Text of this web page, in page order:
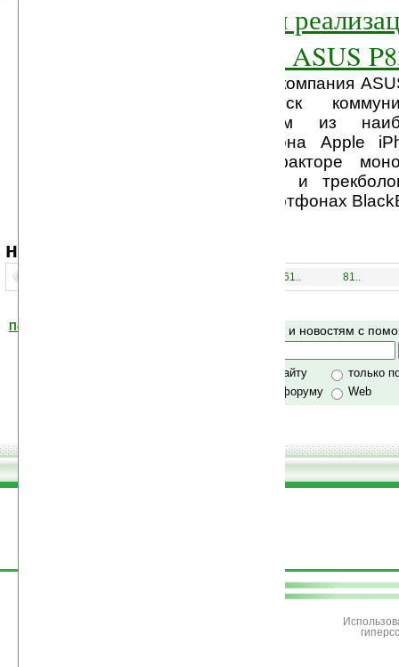
Скоро начнётся
коммуникатора ASUS
В конце этой недели компания
предстоявший выпуск
считающегося одним из
конкурентов смартфона Apple
выполнен в форм-факторе
сенсорным дисплеем и
используемый на смартфонах
навигация:
61.. 81..
Помогите Ладошкам стать лучше
Поиск по сайту и новостям с
только по сайту
только
по сайту и форуму
Web